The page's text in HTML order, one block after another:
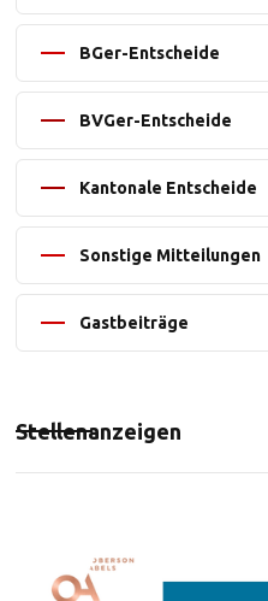
BGer-Entscheide
BVGer-Entscheide
Kantonale Entscheide
Sonstige Mitteilungen
Gastbeiträge
Stellenanzeigen